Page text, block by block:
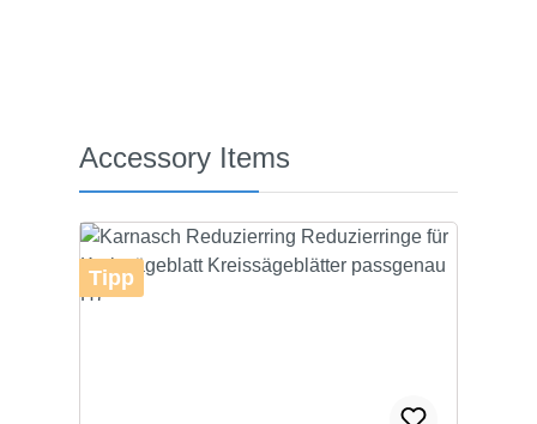
Produktgalerie überspringen
Accessory Items
Tipp